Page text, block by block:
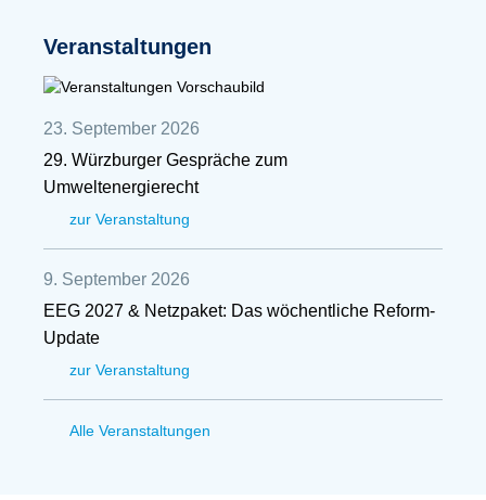
Veranstaltungen
23. September 2026
29. Würzburger Gespräche zum
Umweltenergierecht
zur Veranstaltung
9. September 2026
EEG 2027 & Netzpaket: Das wöchentliche Reform-
Update
zur Veranstaltung
Alle Veranstaltungen